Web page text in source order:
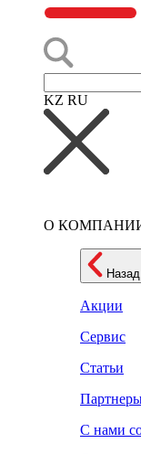
KZ RU
О
Назад
Акции
Сервис
Статьи
С нами